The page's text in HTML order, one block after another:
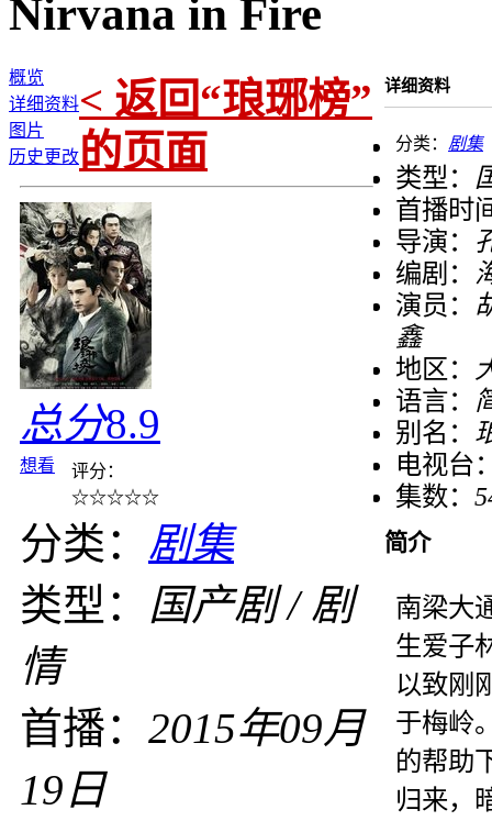
Nirvana in Fire
概览
详细资料
图片
历史更改
详细资料
分类： 剧集
类型：
首播时
导演：
编剧：
演员：
鑫
地区：
语言：
别名：
电视台
集数：
简介
南梁大
生爱子
以致刚
于梅岭
的帮助
归来，
< 返回“琅琊榜”
的页面
总分8.9
想看
评分：
☆☆☆☆☆
分类： 剧集
类型： 国产剧 / 剧
情
首播： 2015年09月
19日